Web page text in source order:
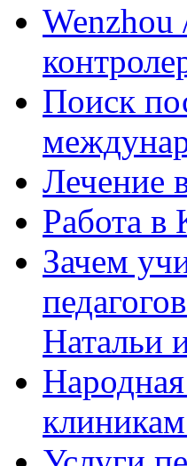
Wenzhou
Поиск
Лечение
Работа в
Зачем
Натальи